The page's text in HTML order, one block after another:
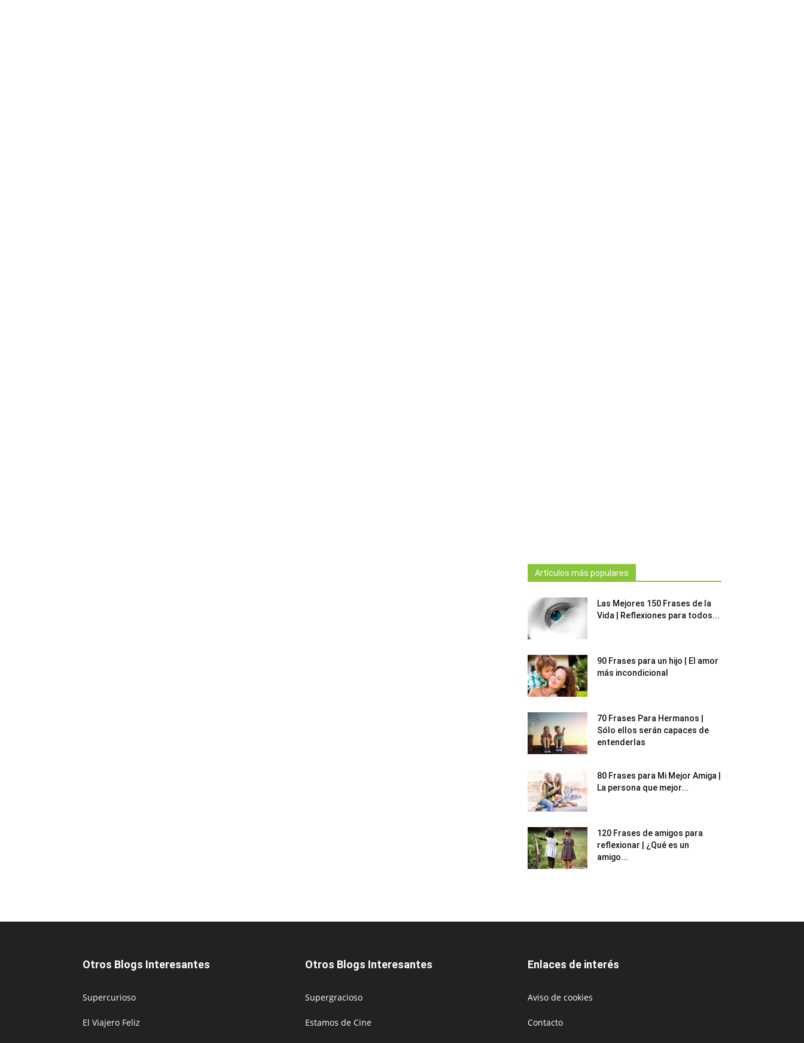
Artículos más populares
Las Mejores 150 Frases de la
Vida | Reflexiones para todos...
90 Frases para un hijo | El amor
más incondicional
70 Frases Para Hermanos |
Sólo ellos serán capaces de
entenderlas
80 Frases para Mi Mejor Amiga |
La persona que mejor...
120 Frases de amigos para
reflexionar | ¿Qué es un
amigo...
Otros Blogs Interesantes
Supercurioso
El Viajero Feliz
Otros Blogs Interesantes
Supergracioso
Estamos de Cine
Enlaces de interés
Aviso de cookies
Contacto